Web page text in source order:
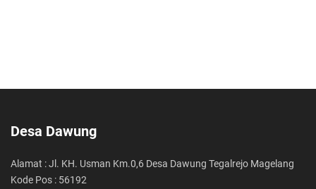
Desa Dawung
Alamat : Jl. KH. Usman Km.0,6 Desa Dawung Tegalrejo Magelang
Kode Pos : 56192